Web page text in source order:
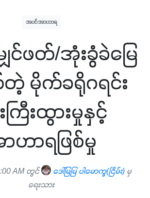
အပင်အာဟာရ
င်ဖတ်/အုံးခွံခဲမြေ
မိုက်ခရိုဂရင်း
းကြီးထွားမှုနှင့်
ဟာရဖြစ်မှု
AM တွင် ဒေါ်မြမြ ပါမောက္ခ(ငြိမ်း) မှ
ရေးသား